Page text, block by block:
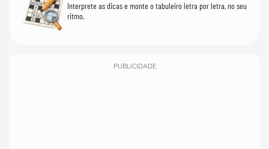
Interprete as dicas e monte o tabuleiro letra por letra, no seu
ritmo.
PUBLICIDADE